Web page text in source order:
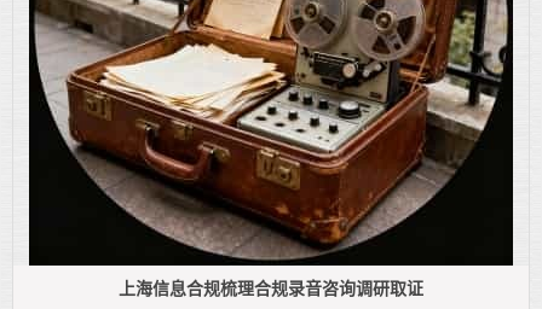
上海信息合规梳理合规录音咨询调研取证